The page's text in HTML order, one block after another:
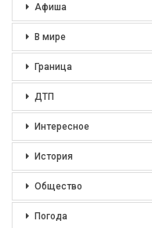
Афиша
В мире
Граница
ДТП
Интересное
История
Общество
Погода